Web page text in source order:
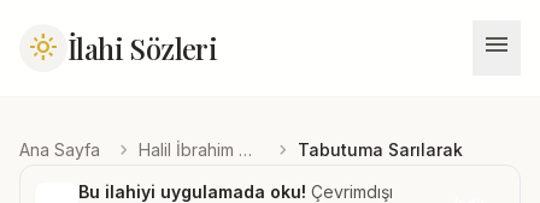
light_mode İlahi Sözleri menu
Ana Sayfa chevron_right Halil İbrahim Büyükoruç chevron_right Tabutuma Sarılarak
Bu ilahiyi uygulamada oku! Çevrimdışı